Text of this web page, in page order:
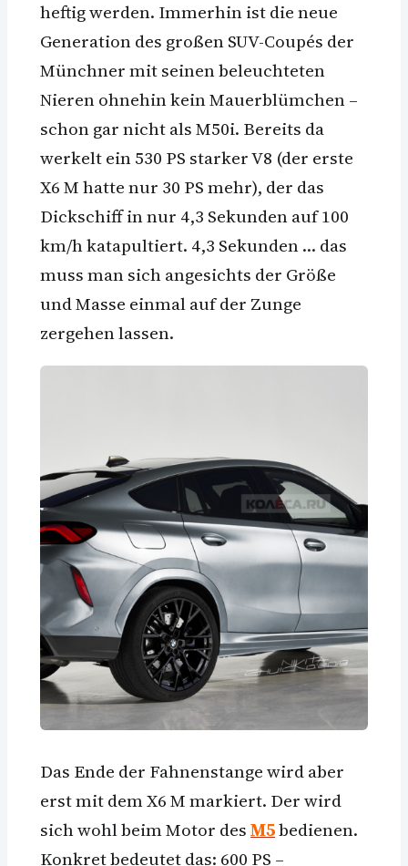
heftig werden. Immerhin ist die neue
Generation des großen SUV-Coupés der
Münchner mit seinen beleuchteten
Nieren ohnehin kein Mauerblümchen –
schon gar nicht als M50i. Bereits da
werkelt ein 530 PS starker V8 (der erste
X6 M hatte nur 30 PS mehr), der das
Dickschiff in nur 4,3 Sekunden auf 100
km/h katapultiert. 4,3 Sekunden … das
muss man sich angesichts der Größe
und Masse einmal auf der Zunge
zergehen lassen.
Das Ende der Fahnenstange wird aber
erst mit dem X6 M markiert. Der wird
sich wohl beim Motor desM5bedienen.
Konkret bedeutet das: 600 PS –